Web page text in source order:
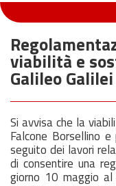
viabilità e
Galileo Galilei
Si avvisa che la
Falcone Borsellino
seguito dei lavori
di consentire una
giorno 10 maggio